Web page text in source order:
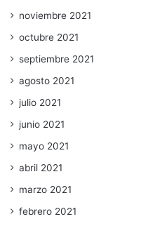
noviembre 2021
octubre 2021
septiembre 2021
agosto 2021
julio 2021
junio 2021
mayo 2021
abril 2021
marzo 2021
febrero 2021